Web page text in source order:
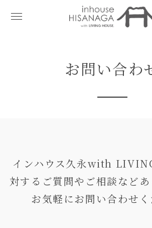
お問い合わ
インハウス久永with
対するご質問やご相談などあ
お気軽にお問い合わせく